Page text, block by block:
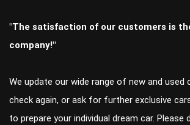
"The satisfaction of our customers is
company!"
We update our wide range of new and used
check again, or ask for further exclusive
to prepare your individual dream car.